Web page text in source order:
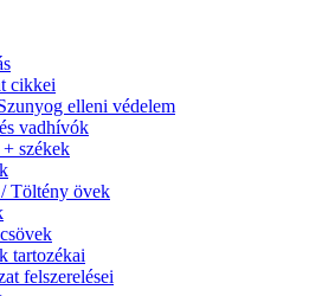
cikkei
elleni védelem
vadhívók
székek
Töltény övek
tartozékai
felszerelései